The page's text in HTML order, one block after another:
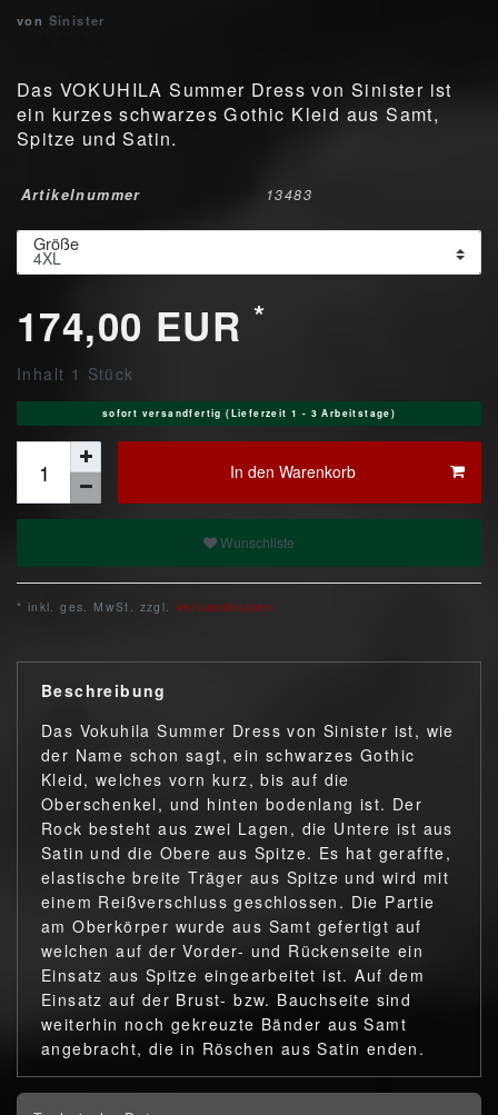
von Sinister
Das VOKUHILA Summer Dress von Sinister ist
ein kurzes schwarzes Gothic Kleid aus Samt,
Spitze und Satin.
Artikelnummer 13483
Größe
174,00 EUR*
Inhalt 1 Stück
sofort versandfertig (Lieferzeit 1 - 3 Arbeitstage)
In den Warenkorb
Wunschliste
* inkl. ges. MwSt. zzgl. Versandkosten
Beschreibung
Das Vokuhila Summer Dress von Sinister ist, wie
der Name schon sagt, ein schwarzes Gothic
Kleid, welches vorn kurz, bis auf die
Oberschenkel, und hinten bodenlang ist. Der
Rock besteht aus zwei Lagen, die Untere ist aus
Satin und die Obere aus Spitze. Es hat geraffte,
elastische breite Träger aus Spitze und wird mit
einem Reißverschluss geschlossen. Die Partie
am Oberkörper wurde aus Samt gefertigt auf
welchen auf der Vorder- und Rückenseite ein
Einsatz aus Spitze eingearbeitet ist. Auf dem
Einsatz auf der Brust- bzw. Bauchseite sind
weiterhin noch gekreuzte Bänder aus Samt
angebracht, die in Röschen aus Satin enden.